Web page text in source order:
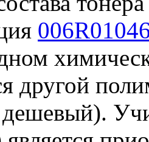
другой
дешевый).